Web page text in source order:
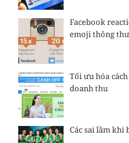
Facebook
emoji thông
Tối ưu hóa
doanh thu
Các sai lầm khi